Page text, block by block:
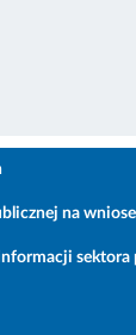
na
sektora